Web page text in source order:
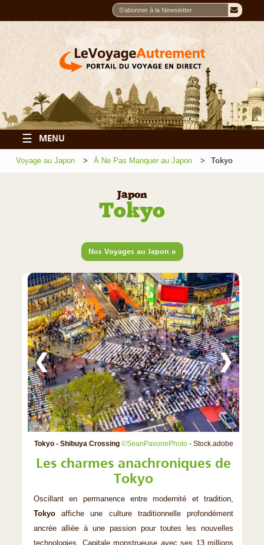
☰ MENU
Voyage au Japon À Ne Pas Manquer au Japon Tokyo
Japon
Tokyo
Nos Voyages au Japon »
Tokyo - Shibuya Crossing ©SeanPavonePhoto- Stock.adobe
❮ ❯
Les charmes anachroniques de
Tokyo
Oscillant en permanence entre modernité et tradition,
Tokyo affiche une culture traditionnelle profondément
ancrée alliée à une passion pour toutes les nouvelles
technologies. Capitale monstrueuse avec ses 13 millions